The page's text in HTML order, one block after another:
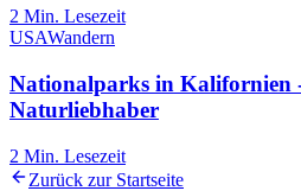
2 Min. Lesezeit
USAWandern
Nationalparks in Kalifornien
Naturliebhaber
2 Min. Lesezeit
Zurück zur Startseite